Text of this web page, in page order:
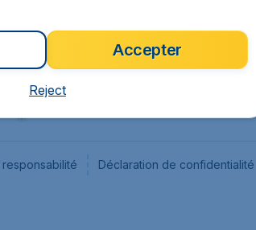
Déclaration de confidentialité
Accepter
Reject